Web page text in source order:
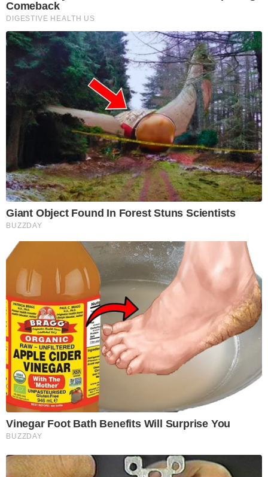
Comeback
DIGESTIVE HEALTH US
Giant Object Found In Forest Stuns Scientists
BUZZDAY
Vinegar Foot Bath Benefits Will Surprise You
BUZZDAY